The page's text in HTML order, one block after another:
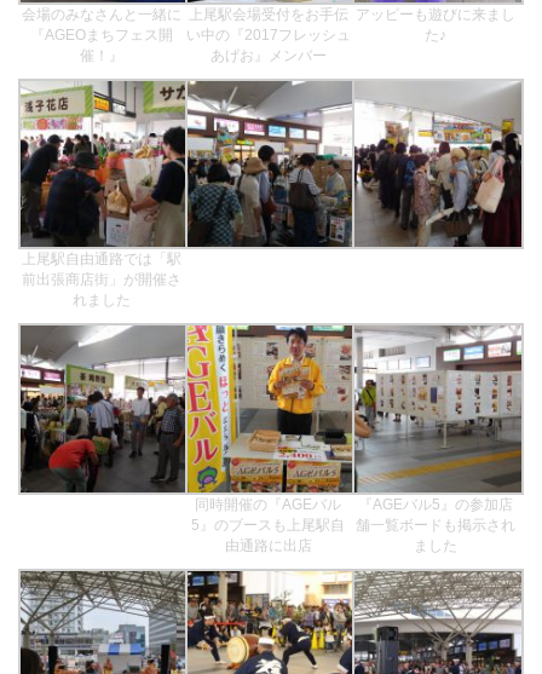
会場のみなさんと一緒に
『AGEOまちフェス開
催！』
上尾駅会場受付をお手伝
い中の『2017フレッシュ
あげお』メンバー
アッピーも遊びに来まし
た♪
上尾駅自由通路では「駅
前出張商店街」が開催さ
れました
同時開催の『AGEバル
5』のブースも上尾駅自
由通路に出店
『AGEバル5』の参加店
舗一覧ボードも掲示され
ました